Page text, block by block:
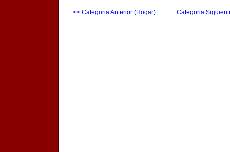
<< Categoria Anterior (Hogar) Categoria